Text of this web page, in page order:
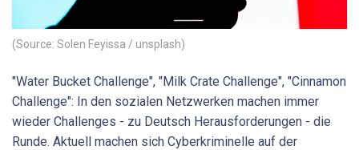
(Source: Solen Feyissa / unsplash)
"Water Bucket Challenge", "Milk Crate Challenge", "Cinnamon
Challenge": In den sozialen Netzwerken machen immer
wieder Challenges - zu Deutsch Herausforderungen - die
Runde. Aktuell machen sich Cyberkriminelle auf der